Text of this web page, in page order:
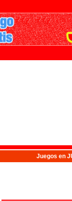
Juegos en